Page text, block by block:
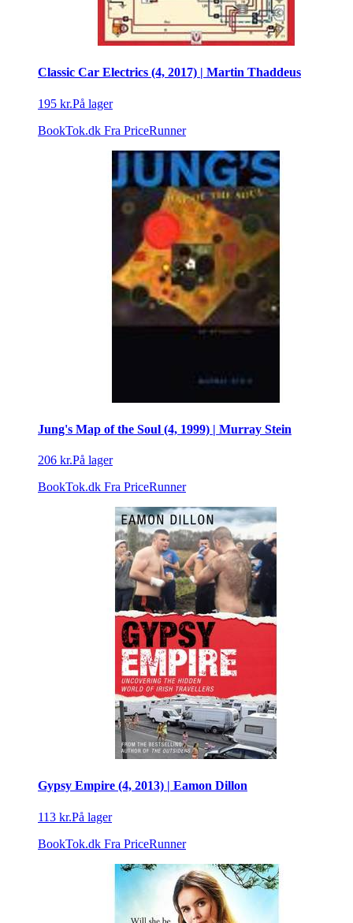
Classic Car Electrics (4, 2017) | Martin Thaddeus
195 kr.På lager
BookTok.dk Fra PriceRunner
Jung's Map of the Soul (4, 1999) | Murray Stein
206 kr.På lager
BookTok.dk Fra PriceRunner
Gypsy Empire (4, 2013) | Eamon Dillon
113 kr.På lager
BookTok.dk Fra PriceRunner